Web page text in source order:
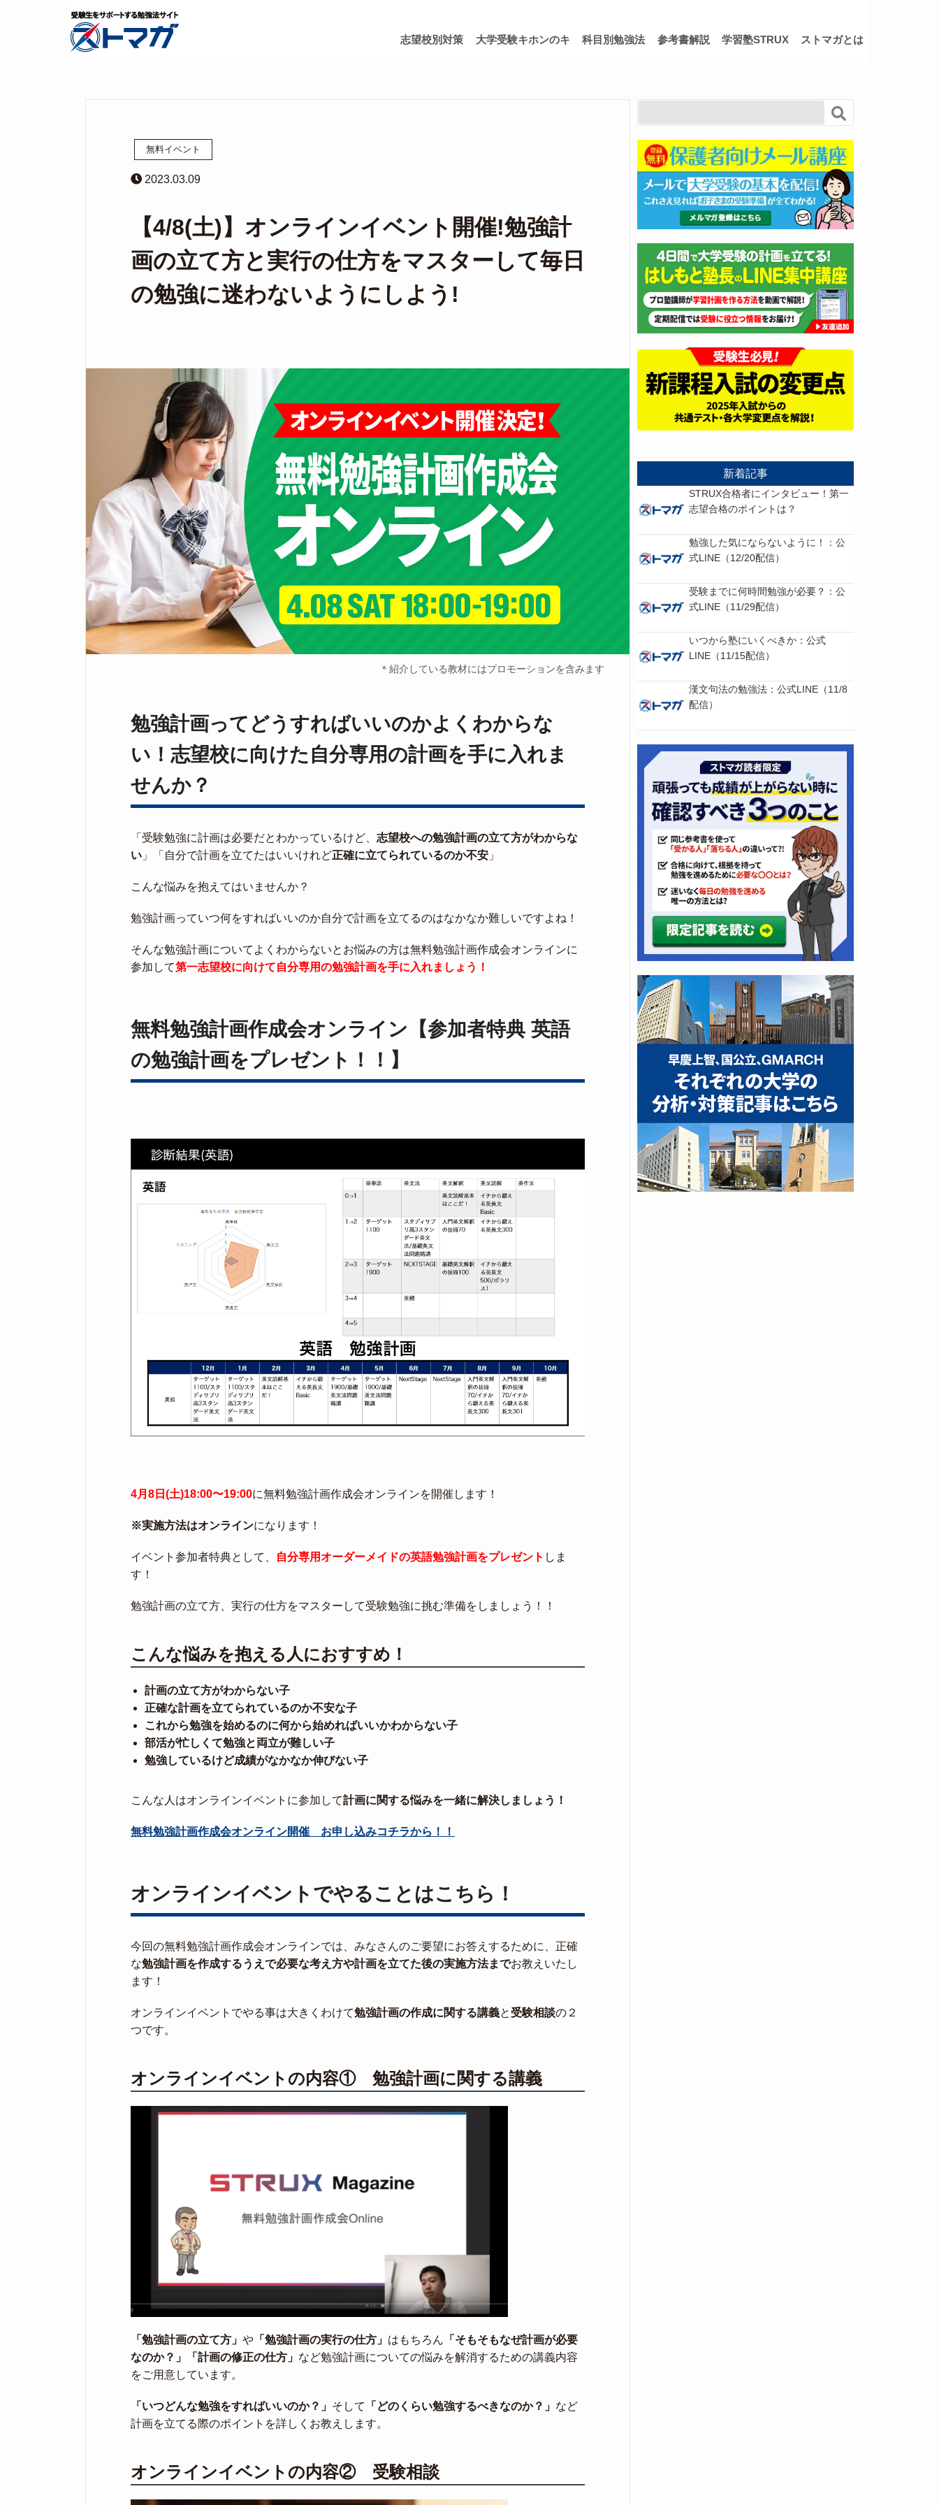
志望校別対策 大学受験キホンのキ 科目別勉強法 参考書解説 学習塾STRUX ストマガとは
無料イベント
2023.03.09
【4/8(土)】オンラインイベント開催!勉強計
画の立て方と実行の仕方をマスターして毎日
の勉強に迷わないようにしよう!
＊紹介している教材にはプロモーションを含みます
勉強計画ってどうすればいいのかよくわからな
い！志望校に向けた自分専用の計画を手に入れま
せんか？
「受験勉強に計画は必要だとわかっているけど、 志望校への勉強計画の立て方がわからな
い 」「自分で計画を立てたはいいけれど正確に立てられているのか不安 」
こんな悩みを抱えてはいませんか？
勉強計画っていつ何をすればいいのか自分で計画を立てるのはなかなか難しいですよね！
そんな勉強計画についてよくわからないとお悩みの方は無料勉強計画作成会オンラインに
参加して第一志望校に向けて自分専用の勉強計画を手に入れましょう！
無料勉強計画作成会オンライン【参加者特典 英語
の勉強計画をプレゼント！！】
4月8日(土)18:00〜19:00に無料勉強計画作成会オンラインを開催します！
※実施方法はオンラインになります！
イベント参加者特典として、 自分専用オーダーメイドの英語勉強計画をプレゼント しま
す！
勉強計画の立て方、実行の仕方をマスターして受験勉強に挑む準備をしましょう！！
こんな悩みを抱える人におすすめ！
計画の立て方がわからない子
正確な計画を立てられているのか不安な子
これから勉強を始めるのに何から始めればいいかわからない子
部活が忙しくて勉強と両立が難しい子
勉強しているけど成績がなかなか伸びない子
こんな人はオンラインイベントに参加して計画に関する悩みを一緒に解決しましょう！
無料勉強計画作成会オンライン開催 お申し込みコチラから！！
オンラインイベントでやることはこちら！
今回の無料勉強計画作成会オンラインでは、みなさんのご要望にお答えするために、正確
な勉強計画を作成するうえで必要な考え方や計画を立てた後の実施方法までお教えいたし
ます！
オンラインイベントでやる事は大きくわけて勉強計画の作成に関する講義と 受験相談の２
つです。
オンラインイベントの内容① 勉強計画に関する講義
「勉強計画の立て方」 や 「勉強計画の実行の仕方」 はもちろん 「そもそもなぜ計画が必要
なのか？」
「計画の修正の仕方」 など勉強計画についての悩みを解消するための講義内容
をご用意しています。
「いつどんな勉強をすればいいのか？」 そして 「どのくらい勉強するべきなのか？」 など
計画を立てる際のポイントを詳しくお教えします。
オンラインイベントの内容② 受験相談
新着記事
STRUX合格者にインタビュー！第一
志望合格のポイントは？
勉強した気にならないように！：公
式LINE（12/20配信）
受験までに何時間勉強が必要？：公
式LINE（11/29配信）
いつから塾にいくべきか：公式
LINE（11/15配信）
漢文句法の勉強法：公式LINE（11/8
配信）